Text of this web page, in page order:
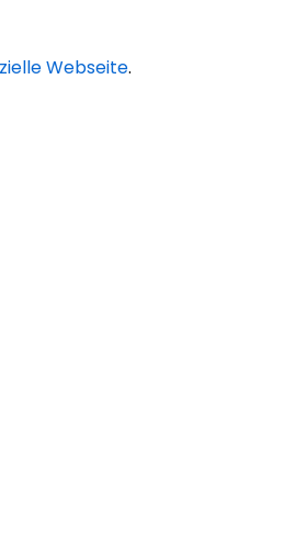
Webseite.